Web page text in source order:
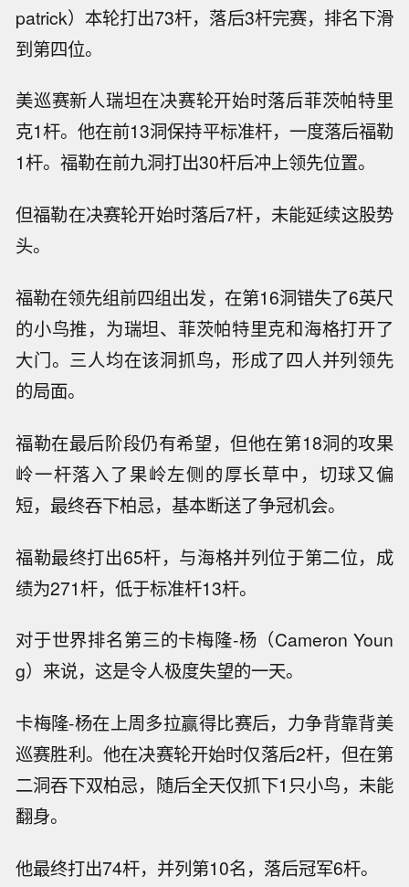
patrick）本轮打出73杆，落后3杆完赛，排名下滑
到第四位。
美巡赛新人瑞坦在决赛轮开始时落后菲茨帕特里
克1杆。他在前13洞保持平标准杆，一度落后福勒
1杆。福勒在前九洞打出30杆后冲上领先位置。
但福勒在决赛轮开始时落后7杆，未能延续这股势
头。
福勒在领先组前四组出发，在第16洞错失了6英尺
的小鸟推，为瑞坦、菲茨帕特里克和海格打开了
大门。三人均在该洞抓鸟，形成了四人并列领先
的局面。
福勒在最后阶段仍有希望，但他在第18洞的攻果
岭一杆落入了果岭左侧的厚长草中，切球又偏
短，最终吞下柏忌，基本断送了争冠机会。
福勒最终打出65杆，与海格并列位于第二位，成
绩为271杆，低于标准杆13杆。
对于世界排名第三的卡梅隆-杨（Cameron Youn
g）来说，这是令人极度失望的一天。
卡梅隆-杨在上周多拉赢得比赛后，力争背靠背美
巡赛胜利。他在决赛轮开始时仅落后2杆，但在第
二洞吞下双柏忌，随后全天仅抓下1只小鸟，未能
翻身。
他最终打出74杆，并列第10名，落后冠军6杆。